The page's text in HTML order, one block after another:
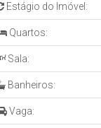
Estágio do Imóvel:
Quartos:
Sala:
Banheiros:
Vaga: